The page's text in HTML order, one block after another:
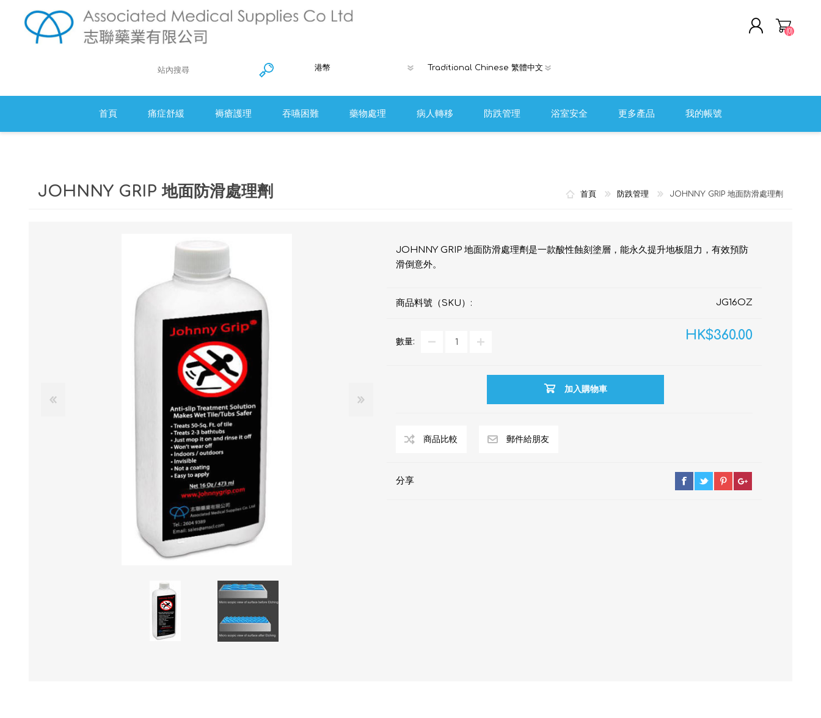
(0)
首頁 痛症舒緩 褥瘡護理
醫療羊毛
吞嚥困難 藥物處理 病人轉移 防跌管理 浴室安全 更多產品
醫院用傢具
傷口護理及評估
我的帳號
首頁 防跌管理 JOHNNY GRIP 地面防滑處理劑
JOHNNY GRIP 地面防滑處理劑
JOHNNY GRIP 地面防滑處理劑是一款酸性蝕刻塗層，能永久提升地板阻力，有效預防
滑倒意外。
商品料號（SKU）: JG16OZ
HK$360.00
數量:
加入購物車
分享